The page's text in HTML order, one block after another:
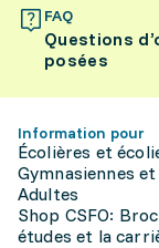
FAQ
Questions
posées
Information pour
Écolières et
Gymnasiennes
Adultes
Shop CSFO:
études et la